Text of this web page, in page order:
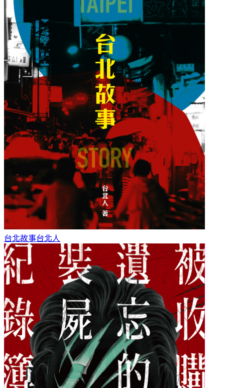
台北故事台北人